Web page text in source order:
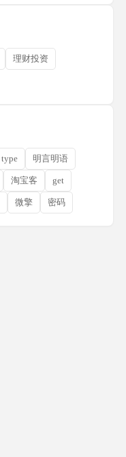
理财投资
type 明言明语
淘宝客 get
微擎 密码